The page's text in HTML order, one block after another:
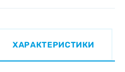
ХАРАКТЕРИСТИКИ